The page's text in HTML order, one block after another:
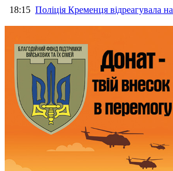
18:15 Поліція Кременця відреагувала